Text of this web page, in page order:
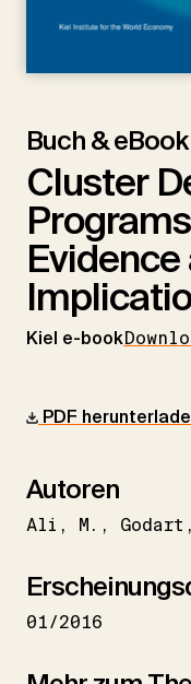
Buch & eBook
Cluster
Kiel e-book
PDF
Autoren
Ali M. Godart
01/2016